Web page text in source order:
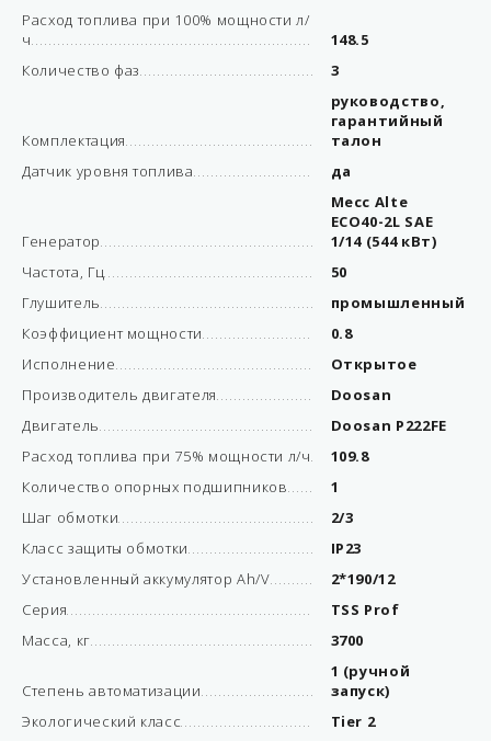
Расход топлива при 100% мощности л/
ч
148.5
Количество фаз
3
Комплектация
руководство,
гарантийный
талон
Датчик уровня топлива
да
Генератор
Mecc Alte
ECO40-2L SAE
1/14 (544 кВт)
Частота, Гц
50
Глушитель
промышленный
Коэффициент мощности
0.8
Исполнение
Открытое
Производитель двигателя
Doosan
Двигатель
Doosan P222FE
Расход топлива при 75% мощности л/ч
109.8
Количество опорных подшипников
1
Шаг обмотки
2/3
Класс защиты обмотки
IP23
Установленный аккумулятор Ah/V
2*190/12
Серия
TSS Prof
Масса, кг
3700
Степень автоматизации
1 (ручной
запуск)
Экологический класс
Tier 2